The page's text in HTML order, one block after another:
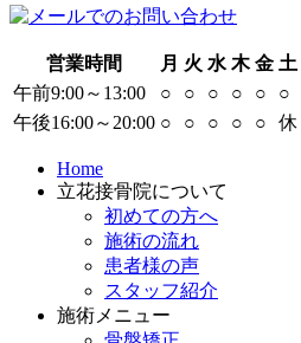
営業時間 月 火 水 木 金 土
午前9:00～13:00
○ ○ ○ ○ ○ ○
午後16:00～20:00 ○ ○ ○ ○ ○ 休
Home
立花接骨院について
初めての方へ
施術の流れ
患者様の声
スタッフ紹介
施術メニュー